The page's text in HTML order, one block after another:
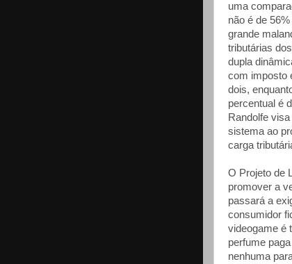
uma
não é de
grande
tributárias
dupla
com imposto
dois,
percentual é
Randolfe
sistema ao
carga
O Projeto de
promover a
passará a
consumidor
videogame é
perfume
nenhuma